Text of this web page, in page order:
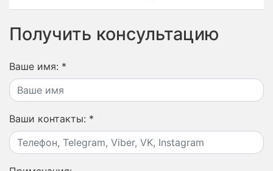
Получить консультацию
Ваше имя: *
Ваши контакты: *